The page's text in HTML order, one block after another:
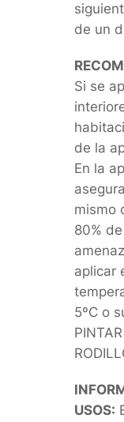
de un
Si se
de la
En la
mismo
80%
aplicar
5ºC o
USOS: